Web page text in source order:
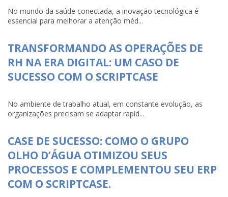
No mundo da saúde conectada, a inovação tecnológica é
essencial para melhorar a atenção méd...
TRANSFORMANDO AS OPERAÇÕES DE
RH NA ERA DIGITAL: UM CASO DE
SUCESSO COM O SCRIPTCASE
No ambiente de trabalho atual, em constante evolução, as
organizações precisam se adaptar rapid...
CASE DE SUCESSO: COMO O GRUPO
OLHO D’ÁGUA OTIMIZOU SEUS
PROCESSOS E COMPLEMENTOU SEU ERP
COM O SCRIPTCASE.